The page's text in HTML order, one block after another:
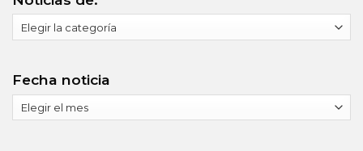
de:
Fecha noticia
Fecha
noticia